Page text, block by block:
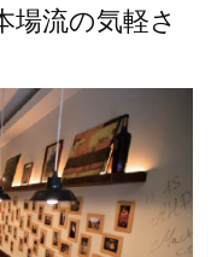
場流の気軽さ